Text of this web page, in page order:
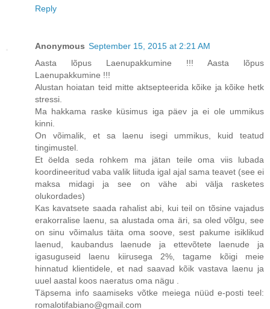
Reply
Anonymous September 15, 2015 at 2:21 AM
Aasta lõpus Laenupakkumine !!! Aasta lõpus
Laenupakkumine !!!
Alustan hoiatan teid mitte aktsepteerida kõike ja kõike hetk
stressi.
Ma hakkama raske küsimus iga päev ja ei ole ummikus
kinni.
On võimalik, et sa laenu isegi ummikus, kuid teatud
tingimustel.
Et öelda seda rohkem ma jätan teile oma viis lubada
koordineeritud vaba valik liituda igal ajal sama teavet (see ei
maksa midagi ja see on vähe abi välja rasketes
olukordades)
Kas kavatsete saada rahalist abi, kui teil on tõsine vajadus
erakorralise laenu, sa alustada oma äri, sa oled võlgu, see
on sinu võimalus täita oma soove, sest pakume isiklikud
laenud, kaubandus laenude ja ettevõtete laenude ja
igasuguseid laenu kiirusega 2%, tagame kõigi meie
hinnatud klientidele, et nad saavad kõik vastava laenu ja
uuel aastal koos naeratus oma nägu .
Täpsema info saamiseks võtke meiega nüüd e-posti teel:
romalotifabiano@gmail.com